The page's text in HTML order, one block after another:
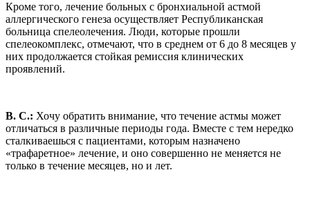
Кроме того, лечение больных с бронхиальной астмой
аллергического генеза осуществляет Республиканская
больница спелеолечения. Люди, которые прошли
спелеокомплекс, отмечают, что в среднем от 6 до 8 месяцев у
них продолжается стойкая ремиссия клинических
проявлений.
В. С.: Хочу обратить внимание, что течение астмы может
отличаться в различные периоды года. Вместе с тем нередко
сталкиваешься с пациентами, которым назначено
«трафаретное» лечение, и оно совершенно не меняется не
только в течение месяцев, но и лет.